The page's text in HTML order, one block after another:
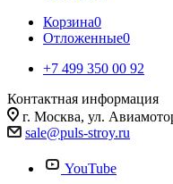
Корзина0
Отложенные0
+7 499 350 00 92
Контактная информация
г. Москва, ул.
sale@puls-stroy.ru
YouTube